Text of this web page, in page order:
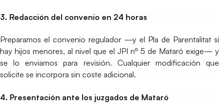
3. Redacción del convenio en 24 horas
Preparamos el convenio regulador —y el Pla de Parentalitat si
hay hijos menores, al nivel que el JPI nº 5 de Mataró exige— y
se lo enviamos para revisión. Cualquier modificación que
solicite se incorpora sin coste adicional.
4. Presentación ante los juzgados de Mataró